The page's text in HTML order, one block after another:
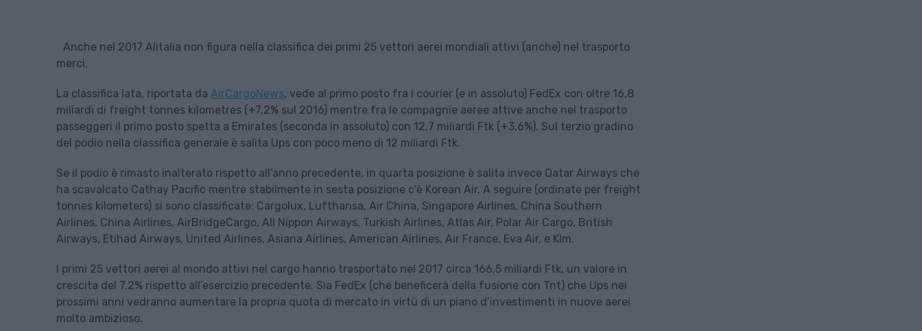
Anche nel 2017 Alitalia non figura nella classifica dei primi 25 vettori aerei mondiali attivi (anche) nel trasporto
merci.
La classifica Iata, riportata da AirCargoNews, vede al primo posto fra i courier (e in assoluto) FedEx con oltre 16,8
miliardi di freight tonnes kilometres (+7,2% sul 2016) mentre fra le compagnie aeree attive anche nel trasporto
passeggeri il primo posto spetta a Emirates (seconda in assoluto) con 12,7 miliardi Ftk (+3,6%). Sul terzio gradino
del podio nella classifica generale è salita Ups con poco meno di 12 miliardi Ftk.
Se il podio è rimasto inalterato rispetto all’anno precedente, in quarta posizione è salita invece Qatar Airways che
ha scavalcato Cathay Pacific mentre stabilmente in sesta posizione c’è Korean Air. A seguire (ordinate per freight
tonnes kilometers) si sono classificate: Cargolux, Lufthansa, Air China, Singapore Airlines, China Southern
Airlines, China Airlines, AirBridgeCargo, All Nippon Airways, Turkish Airlines, Atlas Air, Polar Air Cargo, British
Airways, Etihad Airways, United Airlines, Asiana Airlines, American Airlines, Air France, Eva Air, e Klm.
I primi 25 vettori aerei al mondo attivi nel cargo hanno trasportato nel 2017 circa 166,5 miliardi Ftk, un valore in
crescita del 7,2% rispetto all’esercizio precedente. Sia FedEx (che beneficerà della fusione con Tnt) che Ups nei
prossimi anni vedranno aumentare la propria quota di mercato in virtù di un piano d’investimenti in nuove aerei
molto ambizioso.